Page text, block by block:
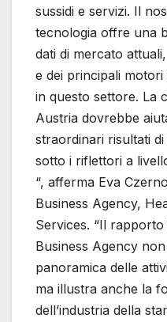
sussidi e servizi. Il
tecnologia offre una
dati di mercato
e dei principali motori
in questo settore. La
Austria dovrebbe
straordinari risultati
sotto i riflettori a
“, afferma Eva
Business Agency,
Services. “Il
Business Agency
panoramica delle
ma illustra anche la
dell’industria della